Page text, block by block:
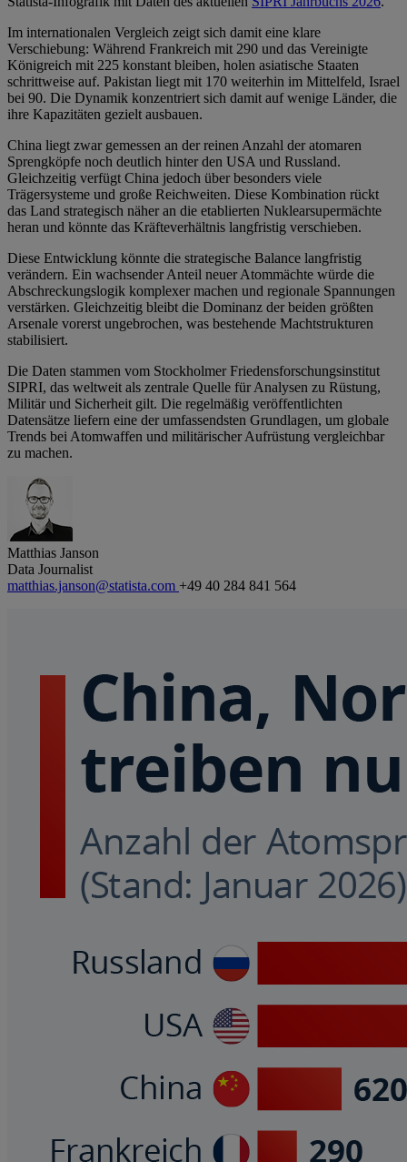
Im internationalen Vergleich zeigt sich damit eine klare
Verschiebung: Während Frankreich mit 290 und das Vereinigte
Königreich mit 225 konstant bleiben, holen asiatische Staaten
schrittweise auf. Pakistan liegt mit 170 weiterhin im Mittelfeld, Israel
bei 90. Die Dynamik konzentriert sich damit auf wenige Länder, die
ihre Kapazitäten gezielt ausbauen.
China liegt zwar gemessen an der reinen Anzahl der atomaren
Sprengköpfe noch deutlich hinter den USA und Russland.
Gleichzeitig verfügt China jedoch über besonders viele
Trägersysteme und große Reichweiten. Diese Kombination rückt
das Land strategisch näher an die etablierten Nuklearsupermächte
heran und könnte das Kräfteverhältnis langfristig verschieben.
Diese Entwicklung könnte die strategische Balance langfristig
verändern. Ein wachsender Anteil neuer Atommächte würde die
Abschreckungslogik komplexer machen und regionale Spannungen
verstärken. Gleichzeitig bleibt die Dominanz der beiden größten
Arsenale vorerst ungebrochen, was bestehende Machtstrukturen
stabilisiert.
Die Daten stammen vom Stockholmer Friedensforschungsinstitut
SIPRI, das weltweit als zentrale Quelle für Analysen zu Rüstung,
Militär und Sicherheit gilt. Die regelmäßig veröffentlichten
Datensätze liefern eine der umfassendsten Grundlagen, um globale
Trends bei Atomwaffen und militärischer Aufrüstung vergleichbar
zu machen.
Matthias Janson
Data Journalist
matthias.janson@statista.com +49 40 284 841 564